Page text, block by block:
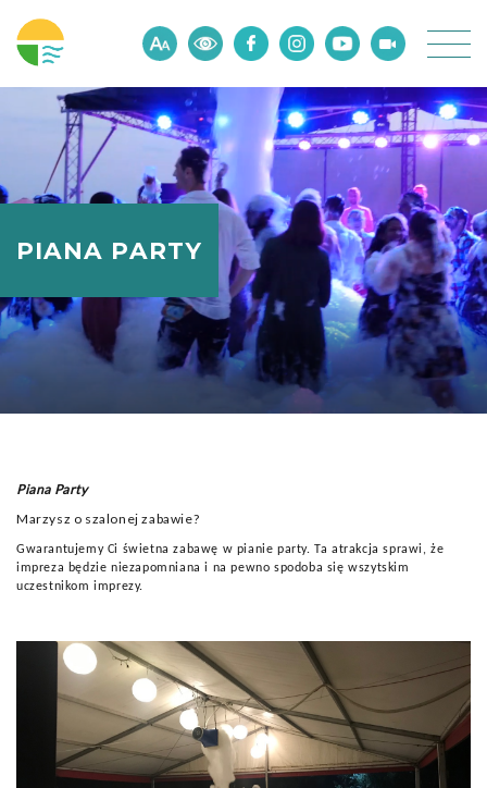
PIANA PARTY
Piana Party
Marzysz o szalonej zabawie?
Gwarantujemy Ci świetna zabawę w pianie party. Ta atrakcja sprawi, że
impreza będzie niezapomniana i na pewno spodoba się wszytskim
uczestnikom imprezy.